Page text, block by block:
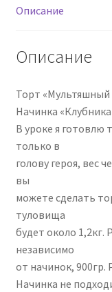
Описание
Описание
Торт «Мультяшный
Начинка
В уроке я готовлю
только в
голову героя, вес
вы
можете сделать
туловища
будет около 1,2кг.
независимо
от начинок, 900гр.
Начинка не